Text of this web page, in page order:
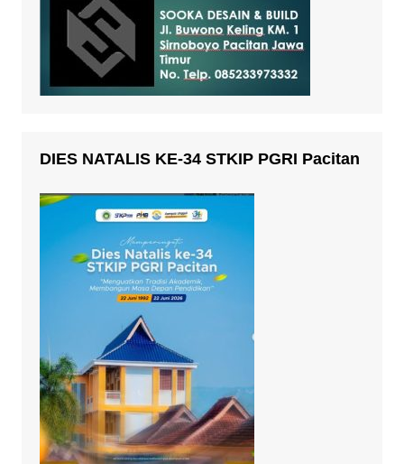
DIES NATALIS KE-34 STKIP PGRI Pacitan